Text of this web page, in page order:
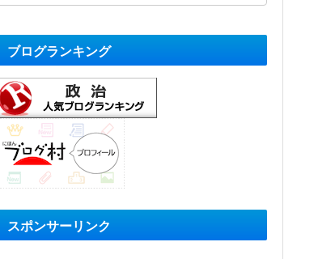
ブログランキング
スポンサーリンク